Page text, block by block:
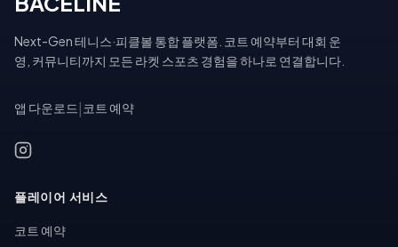
Next-Gen 테니스·피클볼 통합 플랫폼. 코트 예약부터 대회 운
영, 커뮤니티까지 모든 라켓 스포츠 경험을 하나로 연결합니다.
앱 다운로드 코트 예약
플레이어 서비스
코트 예약